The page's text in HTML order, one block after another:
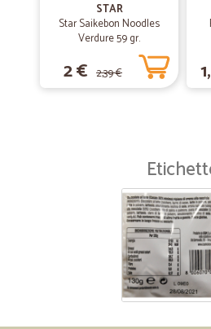
STAR
Star Saikebon Noodles
Verdure 59 gr.
2 € 2,39 €